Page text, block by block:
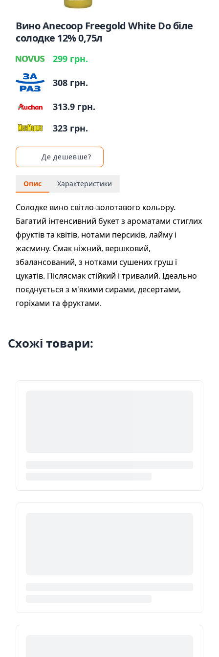
Вино Anecoop Freegold White Do біле
солодке 12% 0,75л
299 грн.
308 грн.
313.9 грн.
323 грн.
Де дешевше?
Опис Характеристики
Солодке вино світло-золотавого кольору.
Багатий інтенсивний букет з ароматами стиглих
фруктів та квітів, нотами персиків, лайму і
жасмину. Смак ніжний, вершковий,
збалансований, з нотками сушених груш і
цукатів. Післясмак стійкий і тривалий. Ідеально
поєднується з м'якими сирами, десертами,
горіхами та фруктами.
Схожі товари: